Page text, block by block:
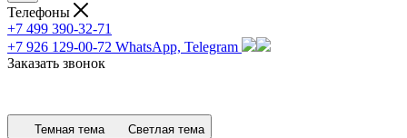
Телефоны
+7 499 390-32-71
+7 926 129-00-72 WhatsApp, Telegram
Заказать звонок
Темная тема Светлая тема